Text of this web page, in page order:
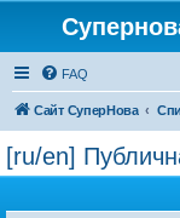
FAQ
Сайт СуперНова
[ru/en]